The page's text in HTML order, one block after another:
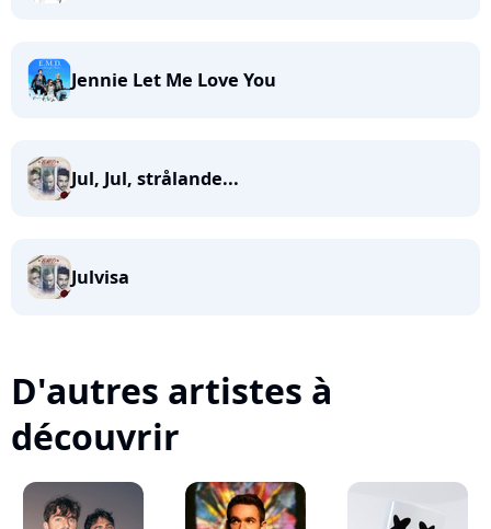
Jennie Let Me Love You
Jul, Jul, strålande...
Julvisa
D'autres artistes à
découvrir